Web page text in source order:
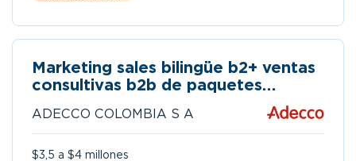
Marketing sales bilingüe b2+ ventas
consultivas b2b de paquetes
publicitarios experiencia 1 año
ADECCO COLOMBIA S A
$3,5 a $4 millones